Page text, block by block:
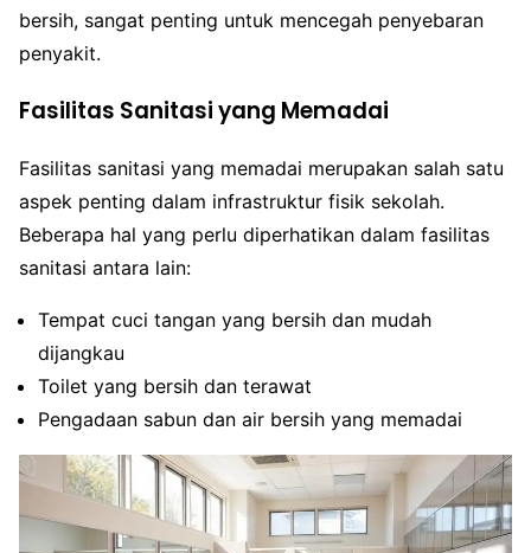
bersih, sangat penting untuk mencegah penyebaran
penyakit.
Fasilitas Sanitasi yang Memadai
Fasilitas sanitasi yang memadai merupakan salah satu
aspek penting dalam infrastruktur fisik sekolah.
Beberapa hal yang perlu diperhatikan dalam fasilitas
sanitasi antara lain:
Tempat cuci tangan yang bersih dan mudah
dijangkau
Toilet yang bersih dan terawat
Pengadaan sabun dan air bersih yang memadai